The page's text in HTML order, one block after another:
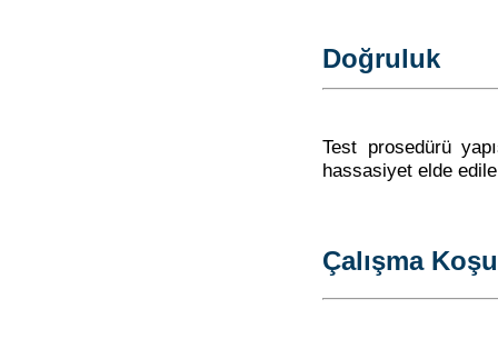
Doğruluk
Test prosedürü
hassasiyet elde
Çalışma